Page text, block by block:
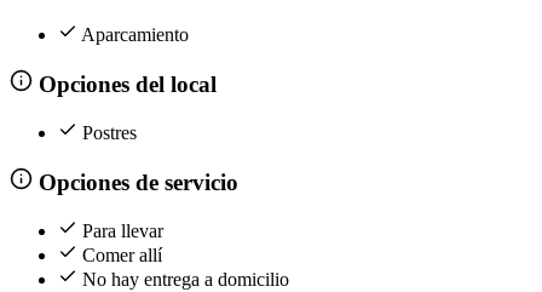
Aparcamiento
Opciones del local
Postres
Opciones de servicio
Para llevar
Comer allí
No hay entrega a domicilio